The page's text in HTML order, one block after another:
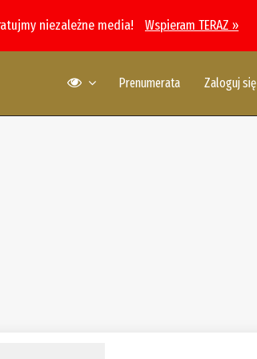
niezależne media! Wspieram TERAZ »
Prenumerata Zaloguj się